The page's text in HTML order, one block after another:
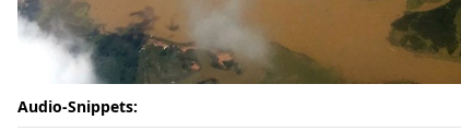
Audio-Snippets: